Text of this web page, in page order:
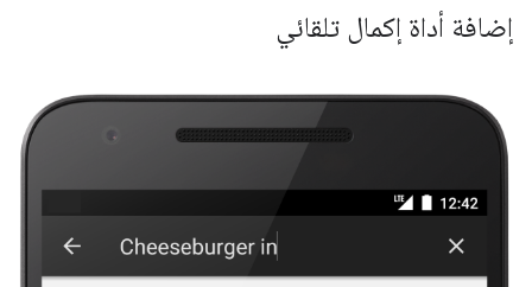
إضافة أداة إكمال تلقائي